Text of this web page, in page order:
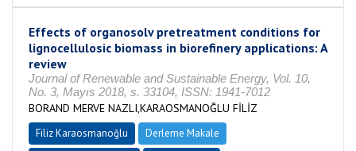
Effects of organosolv pretreatment conditions for
lignocellulosic biomass in biorefinery applications: A
review
Journal of Renewable and Sustainable Energy, Vol. 10,
No. 3, Mayıs 2018, s. 33104, ISSN: 1941-7012
BORAND MERVE NAZLI,KARAOSMANOĞLU FİLİZ
Filiz Karaosmanoğlu
Derleme Makale